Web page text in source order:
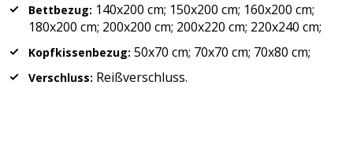
Bettbezug: 140x200 cm; 150x200 cm; 160x200 cm;
180x200 cm; 200x200 cm; 200x220 cm; 220x240 cm;
Kopfkissenbezug: 50x70 cm; 70x70 cm; 70x80 cm;
Verschluss: Reißverschluss.